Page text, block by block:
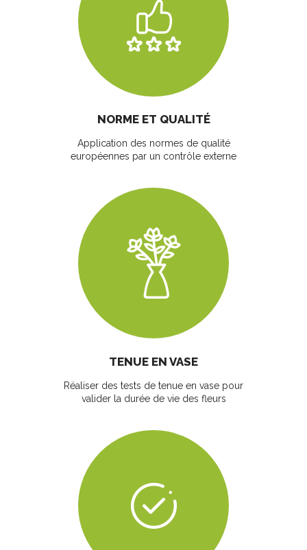
NORME ET QUALITÉ
Application des normes de qualité
européennes par un contrôle externe
TENUE EN VASE
Réaliser des tests de tenue en vase pour
valider la durée de vie des fleurs